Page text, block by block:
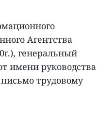
Агентства
генеральный
имени руководства
трудовому